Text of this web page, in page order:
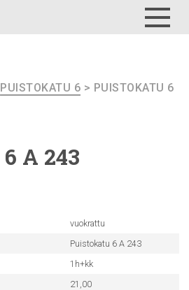
PUISTOKATU 6 > PUISTOKATU 6
6 A 243
vuokrattu
Puistokatu 6 A 243
1h+kk
21,00